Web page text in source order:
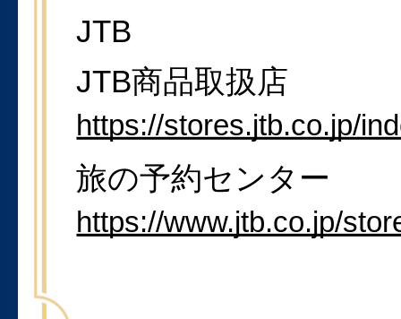
JTB
JTB商品取扱店
https://stores.jtb.co.jp/
旅の予約センター
https://www.jtb.co.jp/